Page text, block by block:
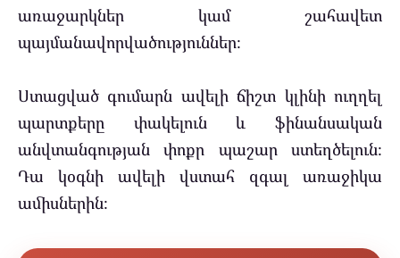
առաջարկներ կամ շահավետ
պայմանավորվածություններ։
Ստացված գումարն ավելի ճիշտ կլինի ուղղել
պարտքերը փակելուն և ֆինանսական
անվտանգության փոքր պաշար ստեղծելուն։
Դա կօգնի ավելի վստահ զգալ առաջիկա
ամիսներին։